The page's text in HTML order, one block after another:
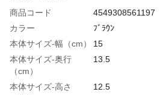
商品コード
4549308561197
カラー
ﾌﾞﾗｳﾝ
本体サイズ-幅（cm）
15
本体サイズ-奥行
（cm）
13.5
本体サイズ-高さ
12.5